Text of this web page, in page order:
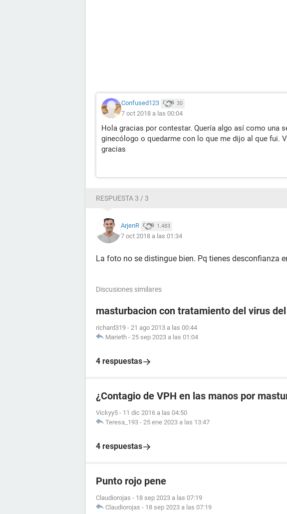
Confused123 30
7 oct 2018 a las 00:04
Hola gracias por contestar. Quería algo así como una
ginecólogo o quedarme con lo que me dijo al que fui.
gracias
RESPUESTA 3 / 3
ArjenR 1.483
7 oct 2018 a las 01:34
La foto no se distingue bien. Pq tienes desconfianza
Discusiones similares
masturbacion con tratamiento del virus
richard319 - 21 ago 2013 a las 00:44
Marieth - 25 sep 2023 a las 01:04
4 respuestas
¿Contagio de VPH en las manos por
Vickyy5 - 11 dic 2016 a las 04:50
Teresa_193 - 25 ene 2023 a las 13:47
4 respuestas
Punto rojo pene
Claudiorojas - 18 sep 2023 a las 07:19
Claudiorojas - 18 sep 2023 a las 07:19